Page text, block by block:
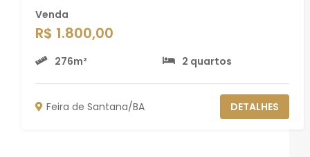
Venda
R$ 1.800,00
276m² 2 quartos
Feira de Santana/BA DETALHES